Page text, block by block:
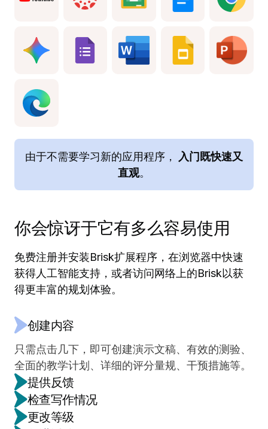
由于不需要学习新的应用程序， 入门既快速又
直观。
你会惊讶于它有多么容易使用
免费注册并安装Brisk扩展程序，在浏览器中快速
获得人工智能支持，或者访问网络上的Brisk以获
得更丰富的规划体验。
创建内容
只需点击几下，即可创建演示文稿、有效的测验、
全面的教学计划、详细的评分量规、干预措施等。
提供反馈
直接在学生的 Google 文档中以自己喜欢的风格制
作高质量的个性化反馈，只需几分钟，而不是几
检查写作情况
通过从头到尾的整个写作过程的视频视图，准确了
更改等级